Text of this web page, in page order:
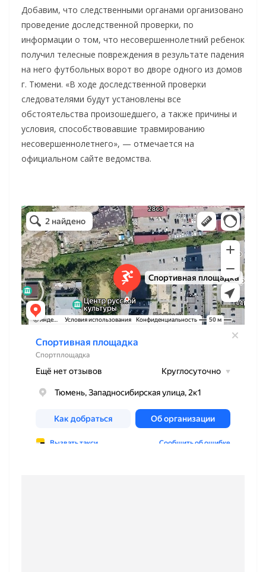
Добавим, что следственными органами организовано
проведение доследственной проверки, по
информации о том, что несовершеннолетний ребенок
получил телесные повреждения в результате падения
на него футбольных ворот во дворе одного из домов
г. Тюмени. «В ходе доследственной проверки
следователями будут установлены все
обстоятельства произошедшего, а также причины и
условия, способствовавшие травмированию
несовершеннолетнего», — отмечается на
официальном сайте ведомства.